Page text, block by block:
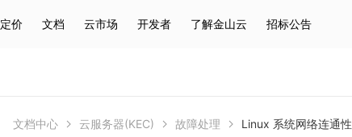
定价 文档 云市场 开发者 了解金山云 招标公告
文档中心 云服务器(KEC) 故障处理 Linux 系统网络连通